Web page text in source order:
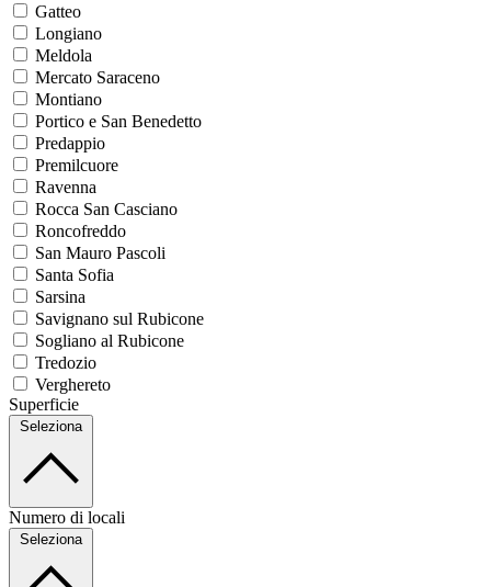
Gatteo
Longiano
Meldola
Mercato Saraceno
Montiano
Portico e San Benedetto
Predappio
Premilcuore
Ravenna
Rocca San Casciano
Roncofreddo
San Mauro Pascoli
Santa Sofia
Sarsina
Savignano sul Rubicone
Sogliano al Rubicone
Tredozio
Verghereto
Superficie
Numero di locali